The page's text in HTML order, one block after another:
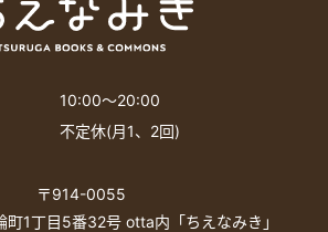
10:00〜20:00
不定休(月1、2回)
〒914-0055
町1丁目5番32号 otta内「ちえなみき」